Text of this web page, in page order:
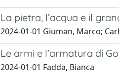
La pietra, l’acqua e il
2024-01-01 Giuman, Marco;
Le armi e l’armatura di
2024-01-01 Fadda, Bianca